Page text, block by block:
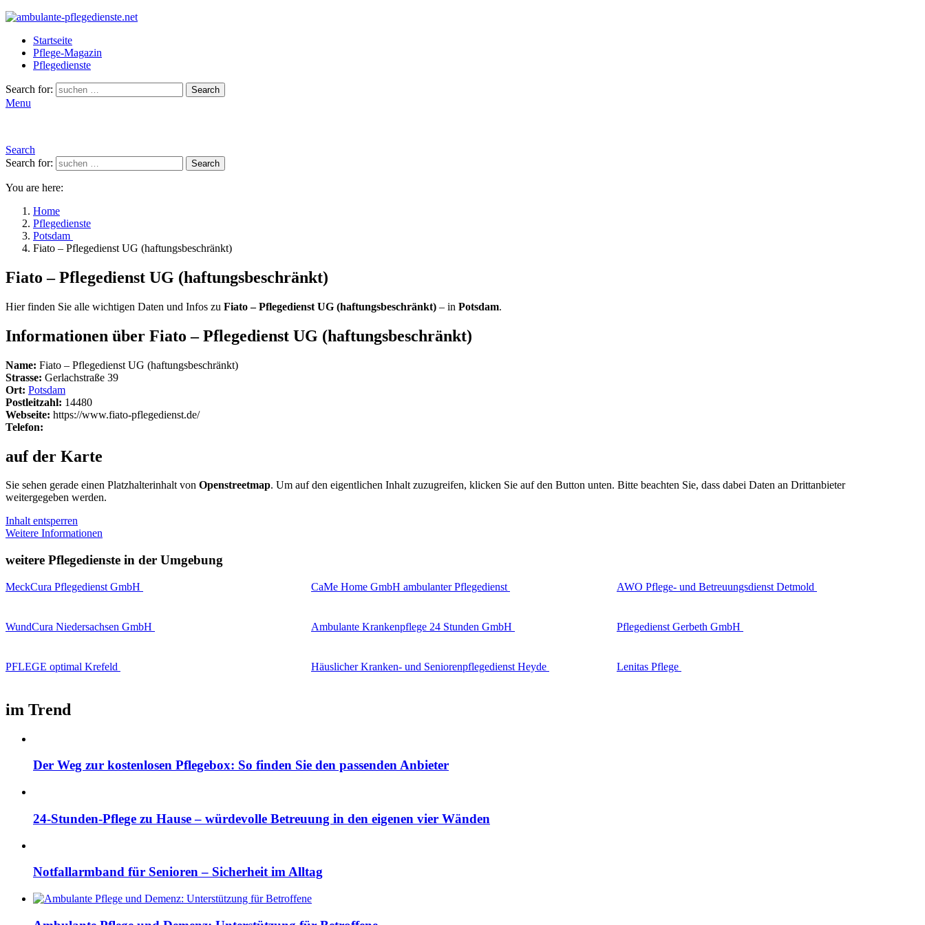
Startseite
Pflege-Magazin
Pflegedienste
Search for: Search
Menu
Search
Search for:
Search
You are here:
Home
Pflegedienste
Potsdam
Fiato – Pflegedienst UG (haftungsbeschränkt)
Fiato – Pflegedienst UG (haftungsbeschränkt)
Hier finden Sie alle wichtigen Daten und Infos zu Fiato – Pflegedienst UG (haftungsbeschränkt) – in Potsdam.
Informationen über Fiato – Pflegedienst UG (haftungsbeschränkt)
Name: Fiato – Pflegedienst UG (haftungsbeschränkt)
Strasse: Gerlachstraße 39
Ort: Potsdam
Postleitzahl: 14480
Webseite: https://www.fiato-pflegedienst.de/
Telefon:
auf der Karte
Sie sehen gerade einen Platzhalterinhalt von Openstreetmap. Um auf den eigentlichen Inhalt zuzugreifen, klicken Sie auf den Button unten. Bitte beachten Sie, dass dabei Daten an Drittanbieter
weitergegeben werden.
Inhalt entsperren
Weitere Informationen
weitere Pflegedienste in der Umgebung
MeckCura Pflegedienst GmbH CaMe Home GmbH ambulanter Pflegedienst AWO Pflege- und Betreuungsdienst Detmold
WundCura Niedersachsen GmbH Ambulante Krankenpflege 24 Stunden GmbH Pflegedienst Gerbeth GmbH
PFLEGE optimal Krefeld Häuslicher Kranken- und Seniorenpflegedienst Heyde Lenitas Pflege
im Trend
Der Weg zur kostenlosen Pflegebox: So finden Sie den passenden Anbieter
24-Stunden-Pflege zu Hause – würdevolle Betreuung in den eigenen vier Wänden
Notfallarmband für Senioren – Sicherheit im Alltag